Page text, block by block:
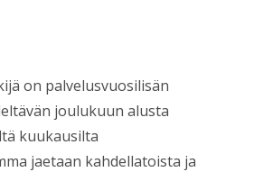
on palvelusvuosilisän
joulukuun alusta
kuukausilta
jaetaan kahdellatoista ja